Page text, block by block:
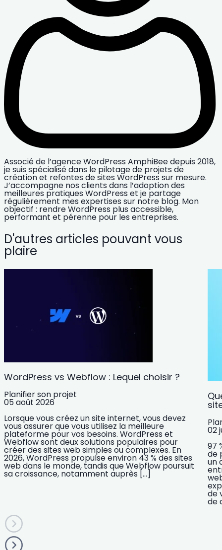
Associé de l’agence WordPress AmphiBee depuis 2018,
je suis spécialisé dans le pilotage de projets de
création et refontes de sites WordPress sur mesure.
J’accompagne nos clients dans l’adoption des
meilleures pratiques WordPress et je partage
régulièrement mes expertises sur notre blog. Mon
objectif : rendre WordPress plus accessible,
performant et pérenne pour les entreprises.
D'autres articles pouvant vous
plaire
WordPress vs Webflow : Lequel choisir ?
Planifier son projet
05 août 2026
Lorsque vous créez un site internet, vous devez
vous assurer que vous utilisez la meilleure
plateforme pour vos besoins. WordPress et
Webflow sont deux solutions populaires pour
créer des sites web simples ou complexes. En
2026, WordPress propulse environ 43 % des sites
web dans le monde, tandis que Webflow poursuit
sa croissance, notamment auprès […]
02
97
de
un
de
de